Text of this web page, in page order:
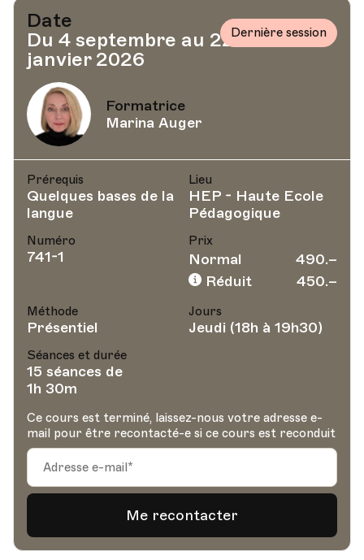
Date
Du 4 septembre au 22
janvier 2026
Dernière session
Formatrice
Marina Auger
Prérequis
Quelques bases de la
langue
Lieu
HEP - Haute Ecole
Pédagogique
Numéro
741-1
Prix
Normal
490.–
Réduit
450.–
Méthode
Présentiel
Jours
Jeudi (18h à 19h30)
Séances et durée
15 séances de
1h 30m
Ce cours est terminé, laissez-nous votre adresse e-
mail pour être recontacté-e si ce cours est reconduit